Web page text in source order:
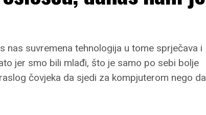
nas suvremena tehnologija u tome sprječava i
jer smo bili mlađi, što je samo po sebi bolje
čovjeka da sjedi za kompjuterom nego da